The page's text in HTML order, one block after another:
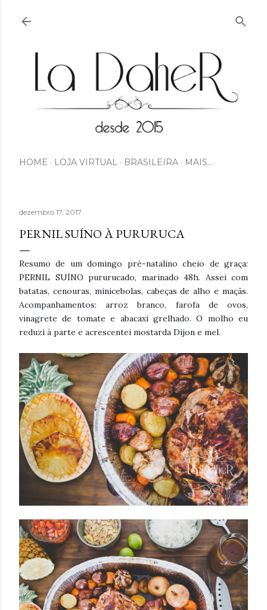
HOME LOJA VIRTUAL BRASILEIRA MAIS…
dezembro 17, 2017
PERNIL SUÍNO À PURURUCA
Resumo de um domingo pré-natalino cheio de graça:
PERNIL SUÍNO pururucado, marinado 48h. Assei com
batatas, cenouras, minicebolas, cabeças de alho e maçãs.
Acompanhamentos: arroz branco, farofa de ovos,
vinagrete de tomate e abacaxi grelhado. O molho eu
reduzi à parte e acrescentei mostarda Dijon e mel.